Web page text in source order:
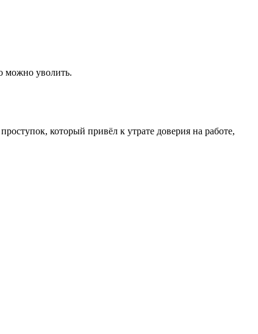
можно уволить.
который привёл к утрате доверия на работе,